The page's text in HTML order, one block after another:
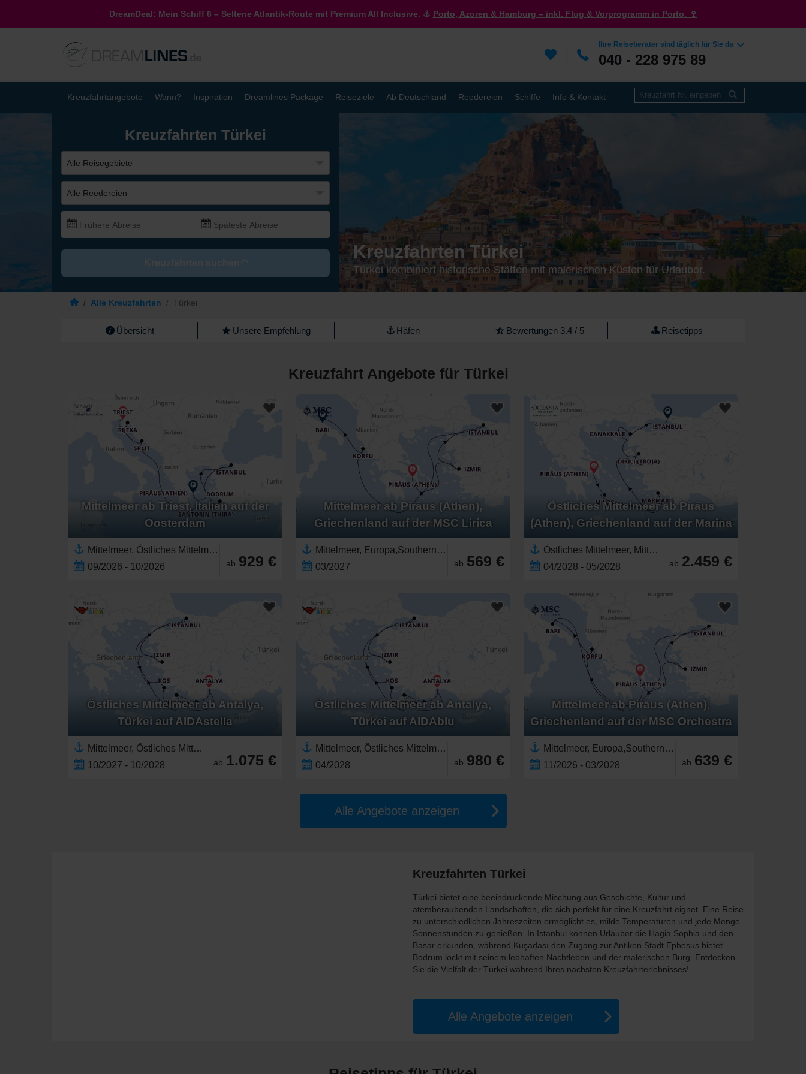
DreamDeal: Mein Schiff 6 – Seltene Atlantik-Route mit Premium All Inclusive. ⚓ Porto, Azoren & Hamburg – inkl. Flug & Vorprogramm in Porto. 🍷
Ihre Reiseberater sind täglich für Sie da
040 - 228 975 89
Kreuzfahrtangebote Wann? Inspiration Dreamlines Package Reiseziele Ab Deutschland Reedereien Schiffe Info & Kontakt
Kreuzfahrten Türkei
Alle Reisegebiete
Alle Reedereien
Kreuzfahrten Türkei
Türkei kombiniert historische Stätten mit malerischen Küsten für Urlauber.
/ Alle Kreuzfahrten / Türkei
Übersicht Unsere Empfehlung Häfen Bewertungen 3.4 / 5 Reisetipps
Kreuzfahrt Angebote für Türkei
Mittelmeer ab Triest, Italien auf der
Oosterdam
Mittelmeer, Östliches Mittelmeer,Southern Europe,Europa,Türkei,Adriatisches Meer,Kroatien,Griechenland,Dalmatinische Küste,Westliches Mittelmeer,Santorin,Griechische Inseln,Italien
09/2026 - 10/2026
ab 929 €
Mittelmeer ab Piräus (Athen),
Griechenland auf der MSC Lirica
Mittelmeer, Europa,Southern Europe,Östliches Mittelmeer,Griechenland,Türkei,Korfu,Griechische Inseln,Adriatisches Meer,Italien,Süditalien,Westliches Mittelmeer
03/2027
ab 569 €
Östliches Mittelmeer ab Piräus
(Athen), Griechenland auf der Marina
Östliches Mittelmeer, Mittelmeer,Türkei,Europa,Southern Europe,Griechenland,Griechische Inseln
04/2028 - 05/2028
ab 2.459 €
Östliches Mittelmeer ab Antalya,
Türkei auf AIDAstella
Mittelmeer, Östliches Mittelmeer,Türkei,Griechenland,Southern Europe,Griechische Inseln,Europa
10/2027 - 10/2028
ab 1.075 €
Östliches Mittelmeer ab Antalya,
Türkei auf AIDAblu
Mittelmeer, Östliches Mittelmeer,Türkei,Southern Europe,Griechenland,Europa,Griechische Inseln
04/2028
ab 980 €
Mittelmeer ab Piräus (Athen),
Griechenland auf der MSC Orchestra
Mittelmeer, Europa,Southern Europe,Östliches Mittelmeer,Griechenland,Türkei,Korfu,Griechische Inseln,Adriatisches Meer,Italien,Süditalien,Westliches Mittelmeer
11/2026 - 03/2028
ab 639 €
Alle Angebote anzeigen
Kreuzfahrten Türkei
Türkei bietet eine beeindruckende Mischung aus Geschichte, Kultur und
atemberaubenden Landschaften, die sich perfekt für eine Kreuzfahrt eignet. Eine Reise
zu unterschiedlichen Jahreszeiten ermöglicht es, milde Temperaturen und jede Menge
Sonnenstunden zu genießen. In Istanbul können Urlauber die Hagia Sophia und den
Basar erkunden, während Kuşadası den Zugang zur Antiken Stadt Ephesus bietet.
Bodrum lockt mit seinem lebhaften Nachtleben und der malerischen Burg. Entdecken
Sie die Vielfalt der Türkei während Ihres nächsten Kreuzfahrterlebnisses!
Alle Angebote anzeigen